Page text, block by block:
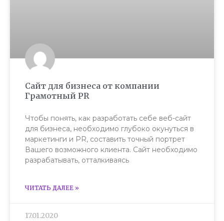
Сайт для бизнеса от компании
Грамотный PR
Чтобы понять, как разработать себе веб-сайт
для бизнеса, необходимо глубоко окунуться в
маркетинги и PR, составить точный портрет
Вашего возможного клиента. Сайт необходимо
разрабатывать, отталкиваясь
ЧИТАТЬ ДАЛЕЕ »
17.01.2020